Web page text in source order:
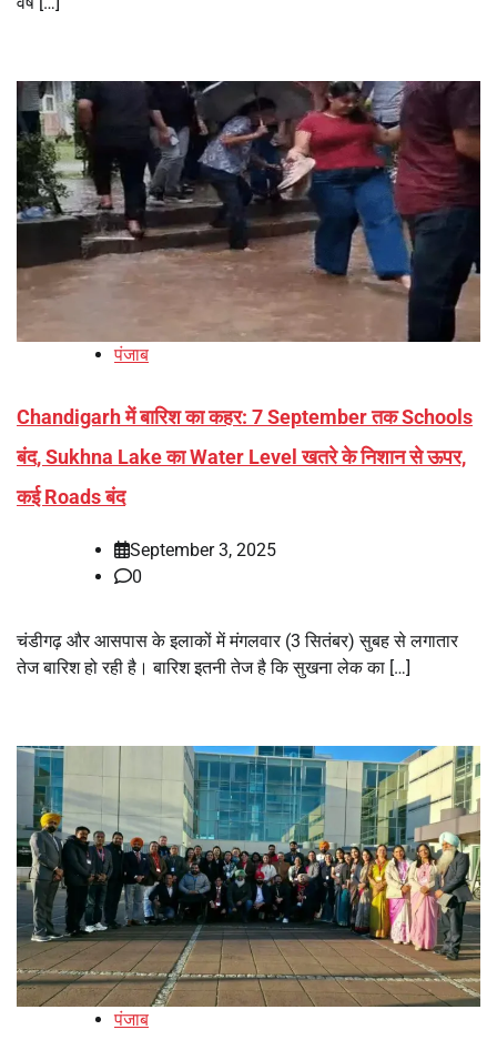
पंजाब
Chandigarh में बारिश का कहर: 7 September तक Schools
बंद, Sukhna Lake का Water Level खतरे के निशान से ऊपर,
कई Roads बंद
September 3, 2025
0
चंडीगढ़ और आसपास के इलाकों में मंगलवार (3 सितंबर) सुबह से लगातार
तेज बारिश हो रही है। बारिश इतनी तेज है कि सुखना लेक का […]
पंजाब